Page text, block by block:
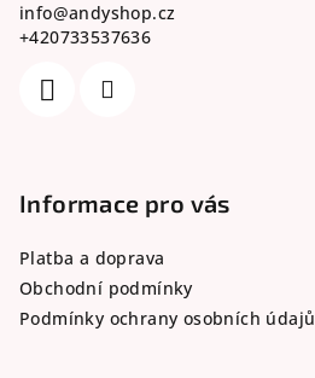
info@andyshop.cz
+420733537636
Informace pro vás
Platba a doprava
Obchodní podmínky
Podmínky ochrany osobních údajů